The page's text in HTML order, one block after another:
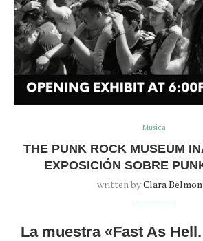
Música
THE PUNK ROCK MUSEUM
EXPOSICIÓN SOBRE
written byClara
La muestra «Fast As